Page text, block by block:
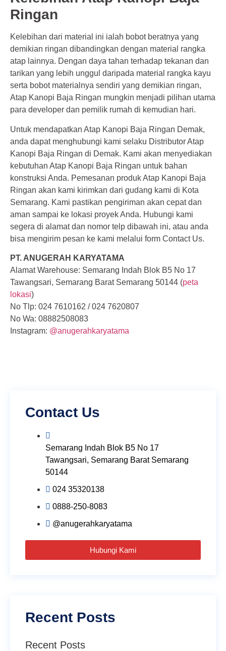
Ringan
Kelebihan dari material ini ialah bobot beratnya yang
demikian ringan dibandingkan dengan material rangka
atap lainnya. Dengan daya tahan terhadap tekanan dan
tarikan yang lebih unggul daripada material rangka kayu
serta bobot materialnya sendiri yang demikian ringan,
Atap Kanopi Baja Ringan mungkin menjadi pilihan utama
para developer dan pemilik rumah di kemudian hari.
Untuk mendapatkan Atap Kanopi Baja Ringan Demak,
anda dapat menghubungi kami selaku Distributor Atap
Kanopi Baja Ringan di Demak. Kami akan menyediakan
kebutuhan Atap Kanopi Baja Ringan untuk bahan
konstruksi Anda. Pemesanan produk Atap Kanopi Baja
Ringan akan kami kirimkan dari gudang kami di Kota
Semarang. Kami pastikan pengiriman akan cepat dan
aman sampai ke lokasi proyek Anda. Hubungi kami
segera di alamat dan nomor telp dibawah ini, atau anda
bisa mengirim pesan ke kami melalui form Contact Us.
PT. ANUGERAH KARYATAMA
Alamat Warehouse: Semarang Indah Blok B5 No 17
Tawangsari, Semarang Barat Semarang 50144 (peta
lokasi)
No Tlp: 024 7610162 / 024 7620807
No Wa: 08882508083
Instagram: @anugerahkaryatama
Contact Us
Semarang Indah Blok B5 No 17
Tawangsari, Semarang Barat Semarang
50144
024 35320138
0888-250-8083
@anugerahkaryatama
Hubungi Kami
Recent Posts
Recent Posts